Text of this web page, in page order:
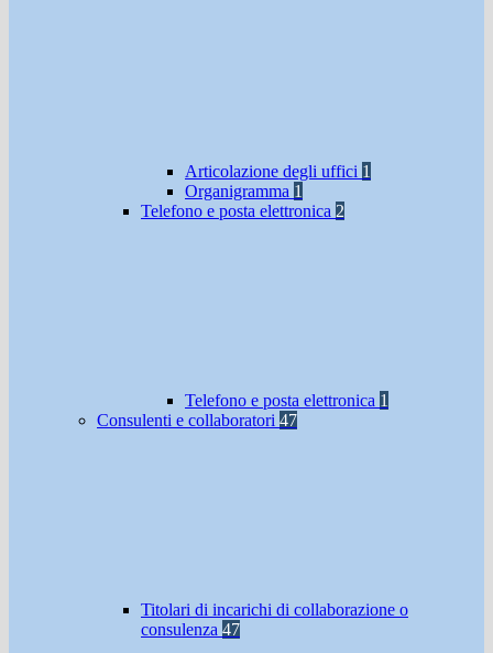
Articolazione degli uffici 1
Organigramma 1
Telefono e posta elettronica 2
Telefono e posta elettronica 1
Consulenti e collaboratori 47
Titolari di incarichi di collaborazione o
consulenza 47